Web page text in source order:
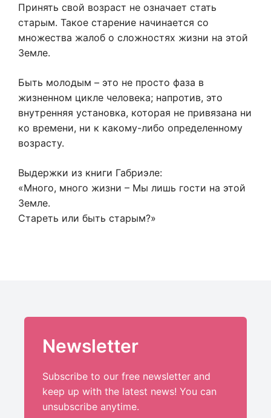
Принять свой возраст не означает стать
старым. Такое старение начинается со
множества жалоб о сложностях жизни на этой
Земле.
Быть молодым – это не просто фаза в
жизненном цикле человека; напротив, это
внутренняя установка, которая не привязана ни
ко времени, ни к какому-либо определенному
возрасту.
Выдержки из книги Габриэле:
«Много, много жизни – Мы лишь гости на этой
Земле.
Стареть или быть старым?»
Newsletter
Subscribe to our free newsletter and
keep up with the latest news! You can
unsubscribe anytime.